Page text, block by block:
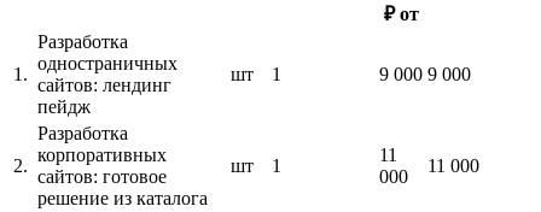
₽ от
1.
Разработка
одностраничных
сайтов: лендинг
пейдж
шт 1 9 000 9 000
2.
Разработка
корпоративных
сайтов: готовое
решение из каталога
шт 1
11
000
11 000